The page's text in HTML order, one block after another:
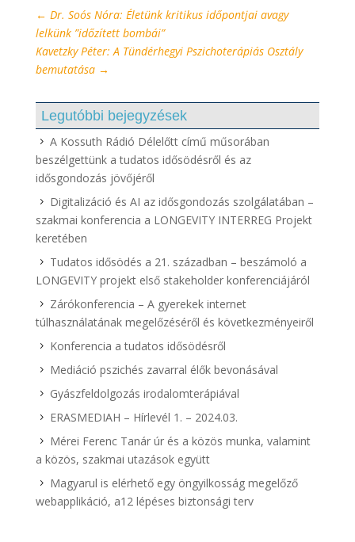
← Dr. Soós Nóra: Életünk kritikus időpontjai avagy
lelkünk ”időzített bombái”
Kavetzky Péter: A Tündérhegyi Pszichoterápiás Osztály
bemutatása→
Legutóbbi bejegyzések
A Kossuth Rádió Délelőtt című műsorában
beszélgettünk a tudatos idősödésről és az
idősgondozás jövőjéről
Digitalizáció és AI az idősgondozás szolgálatában –
szakmai konferencia a LONGEVITY INTERREG Projekt
keretében
Tudatos idősödés a 21. században – beszámoló a
LONGEVITY projekt első stakeholder konferenciájáról
Zárókonferencia – A gyerekek internet
túlhasználatának megelőzéséről és következményeiről
Konferencia a tudatos idősödésről
Mediáció pszichés zavarral élők bevonásával
Gyászfeldolgozás irodalomterápiával
ERASMEDIAH – Hírlevél 1. – 2024.03.
Mérei Ferenc Tanár úr és a közös munka, valamint
a közös, szakmai utazások együtt
Magyarul is elérhető egy öngyilkosság megelőző
webapplikáció, a12 lépéses biztonsági terv